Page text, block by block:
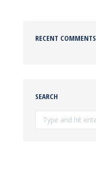
RECENT COMMENTS
SEARCH
Search: